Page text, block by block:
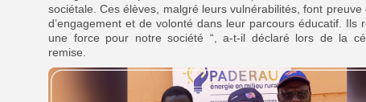
sociétale. Ces élèves, malgré leurs vulnérabilités, font preuve
d’engagement et de volonté dans leur parcours éducatif. Ils
une force pour notre société “, a-t-il déclaré lors de la
remise.